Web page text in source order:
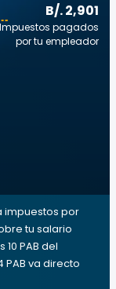
B/. 2,901
Impuestos pagados
por tu empleador
impuestos por
tu salario
10 PAB del
va directo